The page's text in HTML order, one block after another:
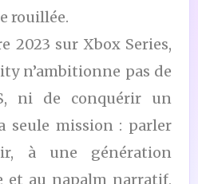
rouillée.
2023 sur Xbox Series,
n’ambitionne pas de
ni de conquérir un
seule mission : parler
à une génération
et au napalm narratif,